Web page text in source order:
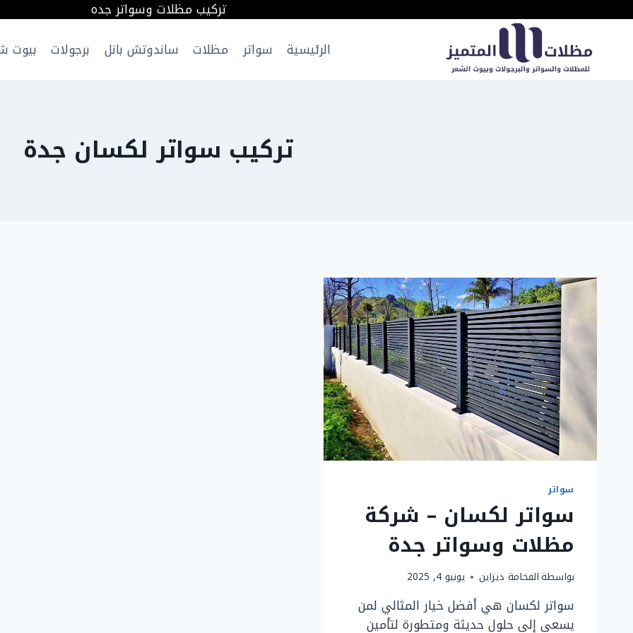
المحتوى
تركيب مظلات وسواتر جده
الرئيسية
سواتر مظلات ساندوتش بانل برجولات بيوت
تركيب سواتر لكسان جدة
سواتر
سواتر لكسان – شركة
مظلات وسواتر جدة
بواسطةالفخامة ديزاين يونيو 4, 2025
سواتر لكسان هي أفضل خيار المثالي لمن
يسعى إلى حلول حديثة ومتطورة لتأمين